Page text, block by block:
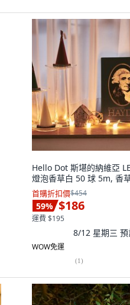
Hello Dot 斯堪的納維亞
燈泡香草白 50 球 5m, 香
首購折扣價$454
59% $186
運費 $195
8/12 星期三 預
WOW免運
(1)